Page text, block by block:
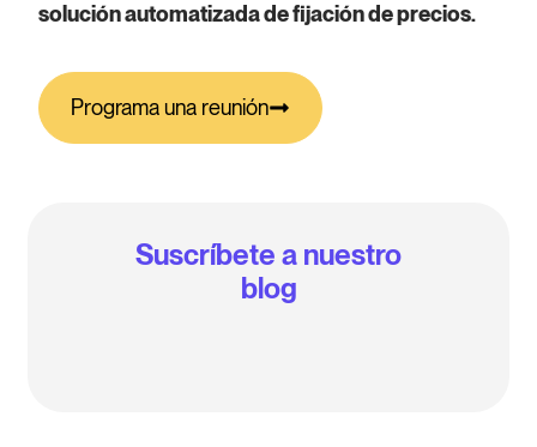
solución automatizada de fijación de precios.
Programa una reunión
Suscríbete a nuestro
blog